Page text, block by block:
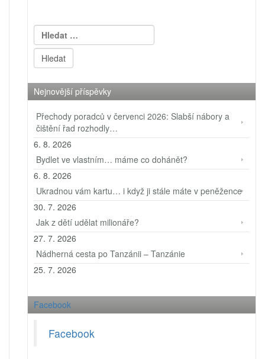
Vyhledávání
Nejnovější příspěvky
Přechody poradců v červenci 2026: Slabší nábory a
čištění řad rozhodly…
6. 8. 2026
Bydlet ve vlastním… máme co dohánět?
6. 8. 2026
Ukradnou vám kartu… i když ji stále máte v peněžence
30. 7. 2026
Jak z dětí udělat milionáře?
27. 7. 2026
Nádherná cesta po Tanzánii – Tanzánie
25. 7. 2026
Facebook
Facebook